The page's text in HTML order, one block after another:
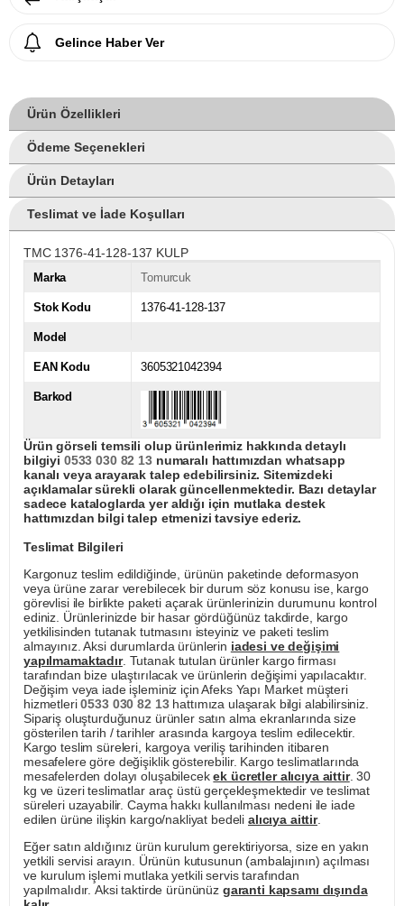
Gelince Haber Ver
Ürün Özellikleri
Ödeme Seçenekleri
Ürün Detayları
Teslimat ve İade Koşulları
TMC 1376-41-128-137 KULP
Marka Tomurcuk
Stok Kodu 1376-41-128-137
Model
EAN Kodu 3605321042394
Barkod
Ürün görseli temsili olup ürünlerimiz hakkında detaylı
bilgiyi 0533 030 82 13numaralı hattımızdan whatsapp
kanalı veya arayarak talep edebilirsiniz. Sitemizdeki
açıklamalar sürekli olarak güncellenmektedir. Bazı detaylar
sadece kataloglarda yer aldığı için mutlaka destek
hattımızdan bilgi talep etmenizi tavsiye ederiz.
Teslimat Bilgileri
Kargonuz teslim edildiğinde, ürünün paketinde deformasyon
veya ürüne zarar verebilecek bir durum söz konusu ise, kargo
görevlisi ile birlikte paketi açarak ürünlerinizin durumunu kontrol
ediniz. Ürünlerinizde bir hasar gördüğünüz takdirde, kargo
yetkilisinden tutanak tutmasını isteyiniz ve paketi teslim
almayınız. Aksi durumlarda ürünlerin iadesi ve değişimi
yapılmamaktadır. Tutanak tutulan ürünler kargo firması
tarafından bize ulaştırılacak ve ürünlerin değişimi yapılacaktır.
Değişim veya iade işleminiz için Afeks Yapı Market müşteri
hizmetleri0533 030 82 13hattımıza ulaşarak bilgi alabilirsiniz.
Sipariş oluşturduğunuz ürünler satın alma ekranlarında size
gösterilen tarih / tarihler arasında kargoya teslim edilecektir.
Kargo teslim süreleri, kargoya veriliş tarihinden itibaren
mesafelere göre değişiklik gösterebilir. Kargo teslimatlarında
mesafelerden dolayı oluşabilecekek ücretler alıcıya aittir. 30
kg ve üzeri teslimatlar araç üstü gerçekleşmektedir ve teslimat
süreleri uzayabilir. Cayma hakkı kullanılması nedeni ile iade
edilen ürüne ilişkin kargo/nakliyat bedeli alıcıya aittir.
Eğer satın aldığınız ürün kurulum gerektiriyorsa, size en yakın
yetkili servisi arayın. Ürünün kutusunun (ambalajının) açılması
ve kurulum işlemi mutlaka yetkili servis tarafından
yapılmalıdır. Aksi taktirde ürününüz garanti kapsamı dışında